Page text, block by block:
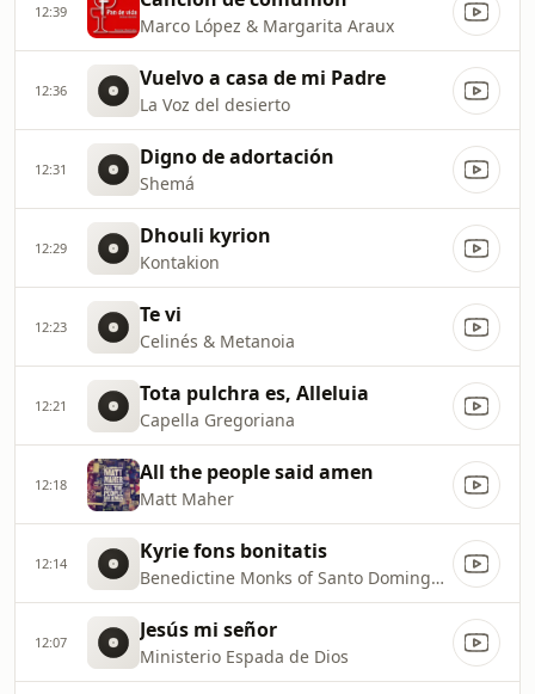
12:39
Marco López & Margarita Araux
12:36 Vuelvo a casa de mi Padre
La Voz del desierto
12:31 Digno de adortación
Shemá
12:29 Dhouli kyrion
Kontakion
12:23 Te vi
Celinés & Metanoia
12:21 Tota pulchra es, Alleluia
Capella Gregoriana
12:18 All the people said amen
Matt Maher
12:14 Kyrie fons bonitatis
Benedictine Monks of Santo Domingo de Silos
12:07 Jesús mi señor
Ministerio Espada de Dios